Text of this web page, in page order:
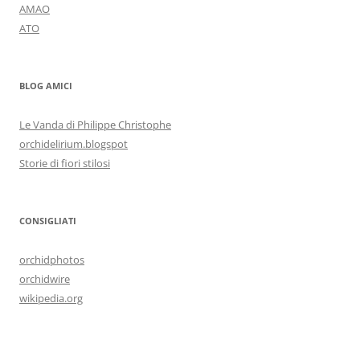
AMAO
ATO
BLOG AMICI
Le Vanda di Philippe Christophe
orchidelirium.blogspot
Storie di fiori stilosi
CONSIGLIATI
orchidphotos
orchidwire
wikipedia.org